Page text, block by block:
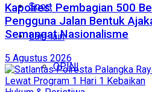
Sport
Lain-lain
OPINI
Kapolres: Pembagian 500
Pengguna Jalan Bentuk
Semangat Nasionalisme
5 Agustus 2026